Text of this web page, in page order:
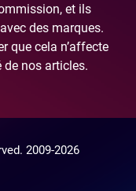
et ils
des marques.
que cela n’affecte
de nos articles.
2009-2026